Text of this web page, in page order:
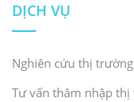
DỊCH VỤ
Nghiên cứu thị trường
Tư vấn thâm nhập